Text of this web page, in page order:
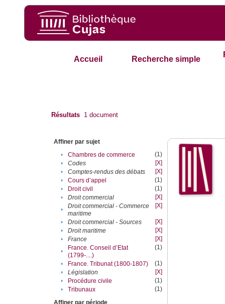
Accueil Recherche simple
Résultats 1 document
Affiner par sujet
•
Chambres de commerce
(1)
•
Codes
[X]
•
Comptes-rendus des débats
[X]
•
Cours d’appel
(1)
•
Droit civil
(1)
•
Droit commercial
[X]
•
Droit commercial - Commerce
maritime
[X]
• Droit commercial - Sources
[X]
•
Droit maritime
[X]
•
France
[X]
•
France. Conseil d’Etat
(1799-....)
(1)
• France. Tribunat (1800-1807)
(1)
•
Législation
[X]
•
Procédure civile
(1)
•
Tribunaux
(1)